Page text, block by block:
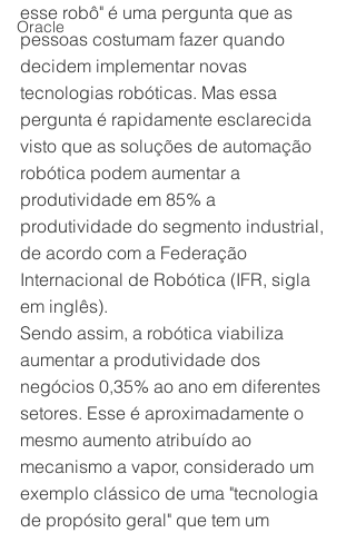
Oracle
esse robô" é uma pergunta que as
pessoas costumam fazer quando
decidem implementar novas
tecnologias robóticas. Mas essa
pergunta é rapidamente esclarecida
visto que as soluções de automação
robótica podem aumentar a
produtividade em 85% a
produtividade do segmento industrial,
de acordo com a Federação
Internacional de Robótica (IFR, sigla
em inglês).
Sendo assim, a robótica viabiliza
aumentar a produtividade dos
negócios 0,35% ao ano em diferentes
setores. Esse é aproximadamente o
mesmo aumento atribuído ao
mecanismo a vapor, considerado um
exemplo clássico de uma "tecnologia
de propósito geral" que tem um